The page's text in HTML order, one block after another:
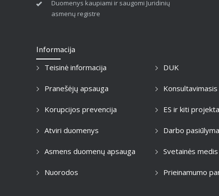
Duomenys kaupiami ir saugomi Juridinių
asmenų registre
Informacija
Teisinė informacija
Pranešėjų apsauga
Korupcijos prevencija
Atviri duomenys
Asmens duomenų apsauga
Nuorodos
DUK
ES ir kiti
Darbo
Svetainės medis
Prieinamumo